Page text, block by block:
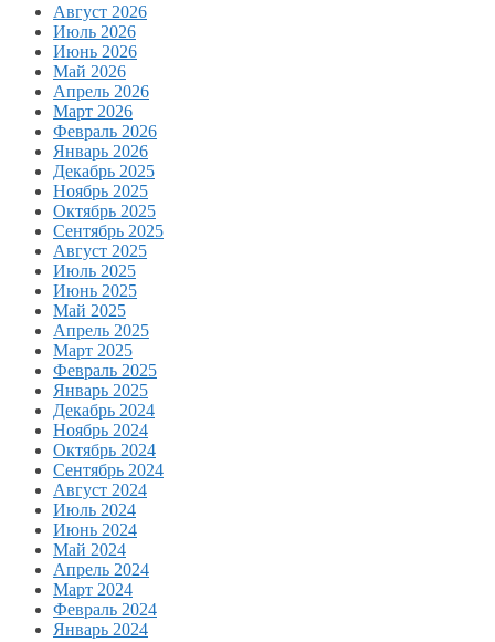
Август 2026
Июль 2026
Июнь 2026
Май 2026
Апрель 2026
Март 2026
Февраль 2026
Январь 2026
Декабрь 2025
Ноябрь 2025
Октябрь 2025
Сентябрь 2025
Август 2025
Июль 2025
Июнь 2025
Май 2025
Апрель 2025
Март 2025
Февраль 2025
Январь 2025
Декабрь 2024
Ноябрь 2024
Октябрь 2024
Сентябрь 2024
Август 2024
Июль 2024
Июнь 2024
Май 2024
Апрель 2024
Март 2024
Февраль 2024
Январь 2024